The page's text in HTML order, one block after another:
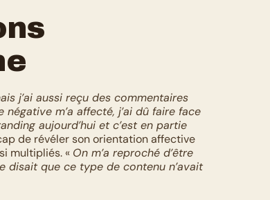
j’ai aussi reçu des commentaires
négative m’a affecté, j’ai dû faire face
aujourd’hui et c’est en partie
de révéler son orientation affective
multipliés. « On m’a reproché d’être
disait que ce type de contenu n’avait